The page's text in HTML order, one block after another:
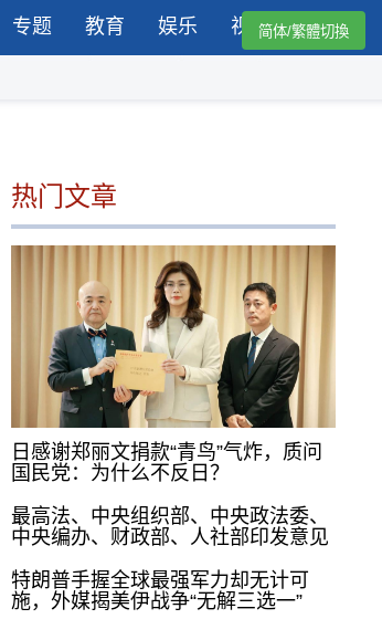
专题 教育 娱乐 视频简体/繁體切換
热门文章
日感谢郑丽文捐款“青鸟”气炸，质问
国民党：为什么不反日？
最高法、中央组织部、中央政法委、
中央编办、财政部、人社部印发意见
特朗普手握全球最强军力却无计可
施，外媒揭美伊战争“无解三选一”